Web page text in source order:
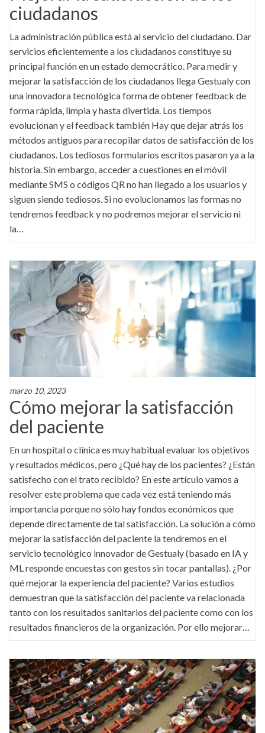
ciudadanos
La administración pública está al servicio del ciudadano. Dar
servicios eficientemente a los ciudadanos constituye su
principal función en un estado democrático. Para medir y
mejorar la satisfacción de los ciudadanos llega Gestualy con
una innovadora tecnológica forma de obtener feedback de
forma rápida, limpia y hasta divertida. Los tiempos
evolucionan y el feedback también Hay que dejar atrás los
métodos antiguos para recopilar datos de satisfacción de los
ciudadanos. Los tediosos formularios escritos pasaron ya a la
historia. Sin embargo, acceder a cuestiones en el móvil
mediante SMS o códigos QR no han llegado a los usuarios y
siguen siendo tediosos. Si no evolucionamos las formas no
tendremos feedback y no podremos mejorar el servicio ni
la…
marzo 10, 2023
Cómo mejorar la satisfacción
del paciente
En un hospital o clínica es muy habitual evaluar los objetivos
y resultados médicos, pero ¿Qué hay de los pacientes? ¿Están
satisfecho con el trato recibido? En este artículo vamos a
resolver este problema que cada vez está teniendo más
importancia porque no sólo hay fondos económicos que
depende directamente de tal satisfacción. La solución a cómo
mejorar la satisfacción del paciente la tendremos en el
servicio tecnológico innovador de Gestualy (basado en IA y
ML responde encuestas con gestos sin tocar pantallas). ¿Por
qué mejorar la experiencia del paciente? Varios estudios
demuestran que la satisfacción del paciente va relacionada
tanto con los resultados sanitarios del paciente como con los
resultados financieros de la organización. Por ello mejorar…